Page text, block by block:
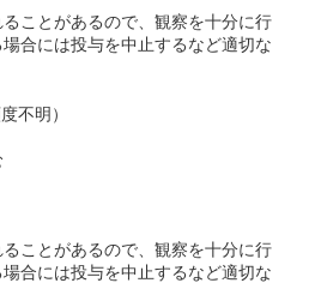
ことがあるので、観察を十分に行
合には投与を中止するなど適切な
度不明）
ことがあるので、観察を十分に行
合には投与を中止するなど適切な